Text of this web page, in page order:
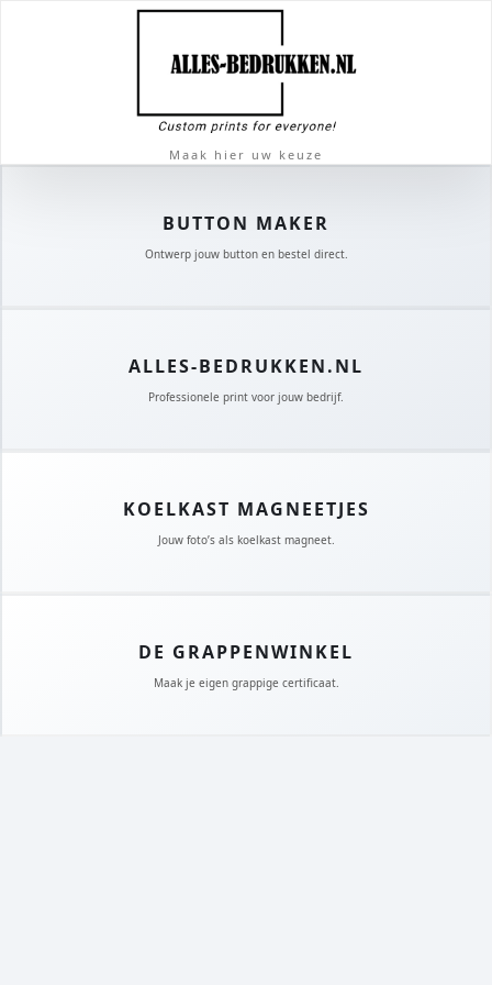
DE GRAPPENWINKEL
Maak je eigen grappige certificaat.
BUTTON MAKER
Ontwerp jouw button en bestel direct.
KOELKAST MAGNEETJES
Jouw foto’s als koelkast magneet.
ALLES-BEDRUKKEN.NL
Professionele print voor jouw bedrijf.
Maak hier uw keuze